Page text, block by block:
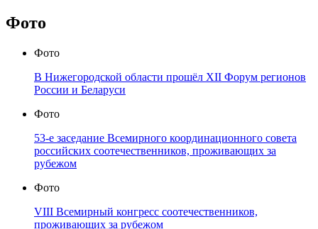
Фото
Фото
В Нижегородской области прошёл XII Форум регионов
России и Беларуси
Фото
53-е заседание Всемирного координационного совета
российских соотечественников, проживающих за
рубежом
Фото
VIII Всемирный конгресс соотечественников,
проживающих за рубежом